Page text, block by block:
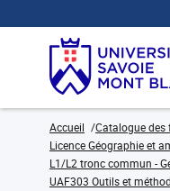
Accueil Catalogue
Licence Géographie et
L1/L2 tronc commun -
UAF303 Outils et